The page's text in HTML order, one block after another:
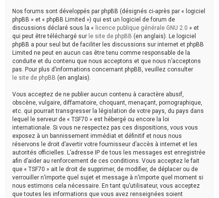
Nos forums sont développés par phpBB (désignés ci-après par « logiciel
phpBB » et « phpBB Limited ») qui est un logiciel de forum de
discussions déclaré sous la « licence publique générale GNU 2.0 » et
qui peut être téléchargé sur le site de phpBB (en anglais). Le logiciel
phpBB a pour seul but de faciliter les discussions sur internet et phpBB
Limited ne peut en aucun cas être tenu comme responsable de la
conduite et du contenu que nous acceptons et que nous n’acceptons
pas. Pour plus d’informations concernant phpBB, veuillez consulter
le site de phpBB (en anglais).
Vous acceptez de ne publier aucun contenu à caractère abusif,
obscène, vulgaire, diffamatoire, choquant, menaçant, pornographique,
etc. qui pourrait transgresser la législation de votre pays, du pays dans
lequel le serveur de « TSF70 » est hébergé ou encore la loi
internationale. Si vous ne respectez pas ces dispositions, vous vous
exposez à un bannissement immédiat et définitif et nous nous
réservons le droit d’avertir votre fournisseur d’accès à internet et les
autorités officielles. L’adresse IP de tous les messages est enregistrée
afin d’aider au renforcement de ces conditions. Vous acceptez le fait
que « TSF70 » ait le droit de supprimer, de modifier, de déplacer ou de
verrouiller n’importe quel sujet et message à n’importe quel moment si
nous estimons cela nécessaire. En tant qu’utilisateur, vous acceptez
que toutes les informations que vous avez renseignées soient